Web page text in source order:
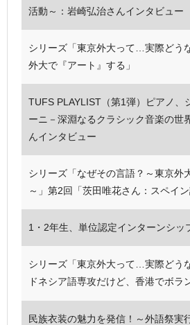
活動～：岩崎弘治さんインタビュー
シリーズ「東京外大って…実際どう
外大で『アート』する」
TUFS PLAYLIST（第1弾）ピアノ、
ーニ－深淵なるクラシック音楽の世
んインタビュー
シリーズ「なぜその言語？～東京外
～」第2回「茨田唯花さん：スペイン
1・2年生、単位認定インターンシッ
シリーズ「東京外大って…実際どう
ドネシア語専攻だけど、香港でボラ
民族衣装の魅力を発信！～外語祭実